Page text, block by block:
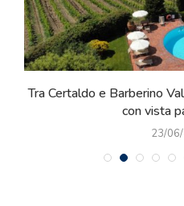
Tra Certaldo e Barberino
con vista
23/